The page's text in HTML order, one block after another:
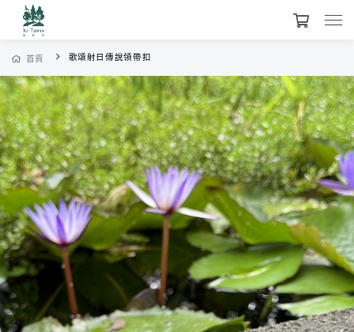
首頁 歌頌射日傳說領帶扣